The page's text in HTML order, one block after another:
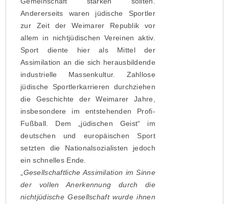
Andererseits waren jüdische Sportler
zur Zeit der Weimarer Republik vor
allem in nichtjüdischen Vereinen aktiv.
Sport diente hier als Mittel der
Assimilation an die sich herausbildende
industrielle Massenkultur. Zahllose
jüdische Sportlerkarrieren durchziehen
die Geschichte der Weimarer Jahre,
insbesondere im entstehenden Profi-
Fußball. Dem „jüdischen Geist“ im
deutschen und europäischen Sport
setzten die Nationalsozialisten jedoch
ein schnelles Ende.
Gesellschaftliche Assimilation im Sinne
der vollen Anerkennung durch die
nichtjüdische Gesellschaft wurde ihnen